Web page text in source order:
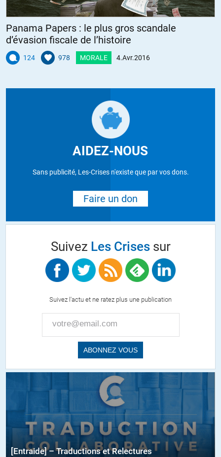
Panama Papers : le plus gros scandale
d’évasion fiscale de l’histoire
124 978 MORALE 4.Avr.2016
AIDEZ-NOUS
Sans publicité, Les-Crises n'existe que par vos dons.
Faire un don
Suivez Les Crisessur
Suivez l'actu et ne ratez plus une publication
[Entraide] – Traductions et Relectures